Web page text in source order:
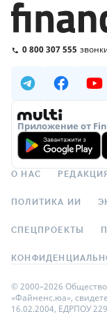
0 800 307 555
Приложение от
О НАС
ПОЛИТИКА ИИ
СПЕЦПРОЕКТЫ
© 2000–2026
«Файненс.юа»,
16.02.2004, ЕДРПОУ